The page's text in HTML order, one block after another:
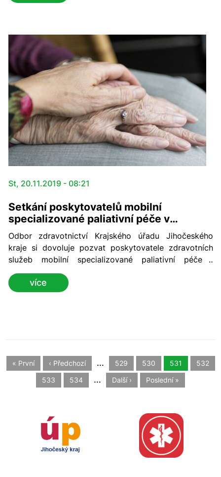
Heyerdahla (Larvik). Na setkání představili
monumentální socha připomínající odkaz norského
etnografa a cestovatele Thora Heyerdahla.
St, 20.11.2019 - 08:21
Setkání poskytovatelů mobilní
specializované paliativní péče v
Jihočeském kraji
Odbor zdravotnictví Krajského úřadu Jihočeského
kraje si dovoluje pozvat poskytovatele zdravotních
služeb mobilní specializované paliativní péče i
potenciální zájemce na další setkání konané v rámci
aktivit Koncepce paliativní péče v Jihočeském kraji na
období do roku 2023.
více
« První ‹ Předchozí … 529 530 531 532
533 534 … Další › Poslední »